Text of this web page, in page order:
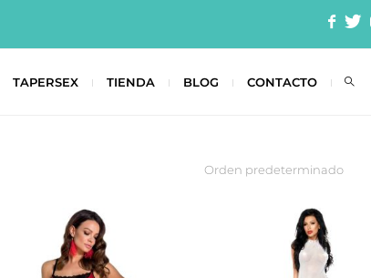
TAPERSEX TIENDA BLOG CONTACTO